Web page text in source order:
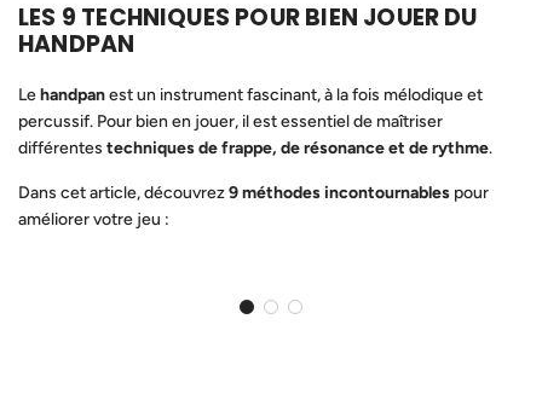
LES 9 TECHNIQUES POUR BIEN JOUER DU
HANDPAN
Lehandpanest un instrument fascinant, à la fois mélodique et
percussif. Pour bien en jouer, il est essentiel de maîtriser
différentes techniques de frappe, de résonance et de rythme.
Dans cet article, découvrez9 méthodes incontournables pour
améliorer votre jeu :